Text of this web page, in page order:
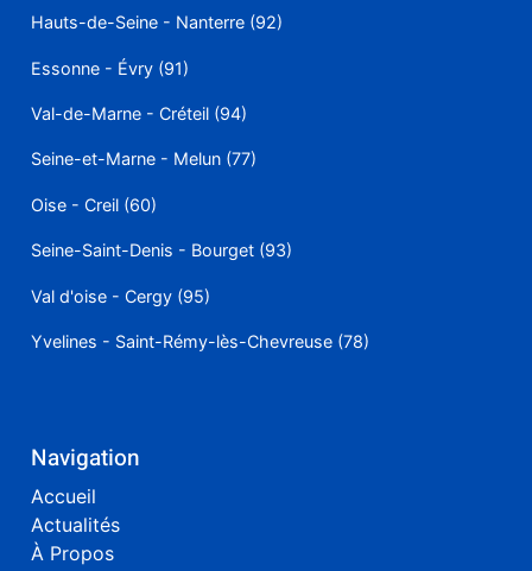
Hauts-de-Seine - Nanterre (92)
Essonne - Évry (91)
Val-de-Marne - Créteil (94)
Seine-et-Marne - Melun (77)
Oise - Creil (60)
Seine-Saint-Denis - Bourget (93)
Val d'oise - Cergy (95)
Yvelines - Saint-Rémy-lès-Chevreuse (78)
Navigation
Accueil
Actualités
À Propos